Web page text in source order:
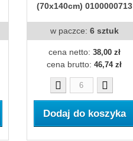
(70x140cm) 0100000713
w paczce: 6 sztuk
cena netto: 38,00 zł
cena brutto: 46,74 zł
Dodaj do koszyka